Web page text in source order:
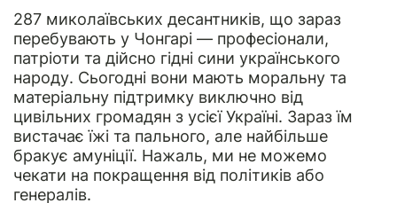
287 миколаївських десантників, що зараз
перебувають у Чонгарі — професіонали,
патріоти та дійсно гідні сини українського
народу. Сьогодні вони мають моральну та
матеріальну підтримку виключно від
цивільних громадян з усієї Україні. Зараз їм
вистачає їжі та пального, але найбільше
бракує амуніції. Нажаль, ми не можемо
чекати на покращення від політиків або
генералів.